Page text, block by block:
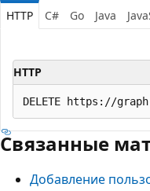
HTTP C# Go Java
HTTP
Связанные
Добавление